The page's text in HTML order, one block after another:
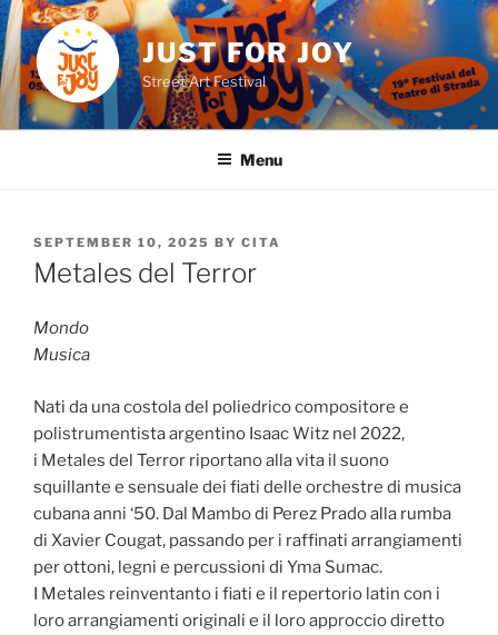
Skip
to
content
JUST FOR JOY
Street Art Festival
Menu
POSTED
ON
SEPTEMBER 10, 2025 BY CITA
Metales del Terror
Mondo
Musica
Nati da una costola del poliedrico compositore e
polistrumentista argentino Isaac Witz nel 2022,
i Metales del Terror riportano alla vita il suono
squillante e sensuale dei fiati delle orchestre di musica
cubana anni ‘50. Dal Mambo di Perez Prado alla rumba
di Xavier Cougat, passando per i raffinati arrangiamenti
per ottoni, legni e percussioni di Yma Sumac.
I Metales reinventanto i fiati e il repertorio latin con i
loro arrangiamenti originali e il loro approccio diretto